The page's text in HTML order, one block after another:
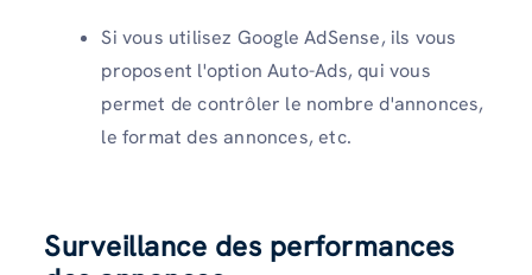
Si vous utilisez Google AdSense, ils vous
proposent l'option Auto-Ads, qui vous
permet de contrôler le nombre d'annonces,
le format des annonces, etc.
Surveillance des performances